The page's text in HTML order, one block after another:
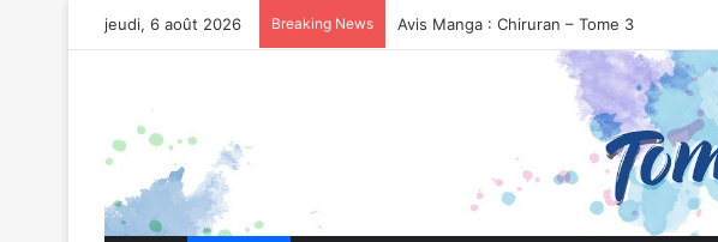
jeudi, 6 août 2026 Breaking News Avis Manga : Chiruran – Tome 3